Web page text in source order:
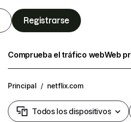
Registrarse
Comprueba el tráfico webWeb
Principal / netflix.com
Todos los dispositivos